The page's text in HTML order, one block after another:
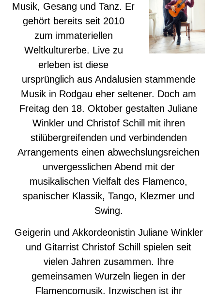
Musik, Gesang und Tanz. Er
gehört bereits seit 2010
zum immateriellen
Weltkulturerbe. Live zu
erleben ist diese
ursprünglich aus Andalusien stammende
Musik in Rodgau eher seltener. Doch am
Freitag den 18. Oktober gestalten Juliane
Winkler und Christof Schill mit ihren
stilübergreifenden und verbindenden
Arrangements einen abwechslungsreichen
unvergesslichen Abend mit der
musikalischen Vielfalt des Flamenco,
spanischer Klassik, Tango, Klezmer und
Swing.
Geigerin und Akkordeonistin Juliane Winkler
und Gitarrist Christof Schill spielen seit
vielen Jahren zusammen. Ihre
gemeinsamen Wurzeln liegen in der
Flamencomusik. Inzwischen ist ihr